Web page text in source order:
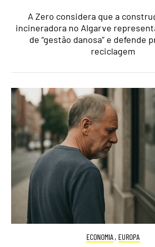
A Zero considera que a
incineradora no Algarve
de “gestão danosa” e defende
reciclagem
ECONOMIA , EUROPA